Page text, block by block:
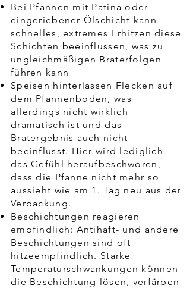
Bei Pfannen mit Patina oder
eingeriebener Ölschicht kann
schnelles, extremes Erhitzen diese
Schichten beeinflussen, was zu
ungleichmäßigen Braterfolgen
führen kann
Speisen hinterlassen Flecken auf
dem Pfannenboden, was
allerdings nicht wirklich
dramatisch ist und das
Bratergebnis auch nicht
beeinflusst. Hier wird lediglich
das Gefühl heraufbeschworen,
dass die Pfanne nicht mehr so
aussieht wie am 1. Tag neu aus der
Verpackung.
Beschichtungen reagieren
empfindlich: Antihaft- und andere
Beschichtungen sind oft
hitzeempfindlich. Starke
Temperaturschwankungen können
die Beschichtung lösen, verfärben